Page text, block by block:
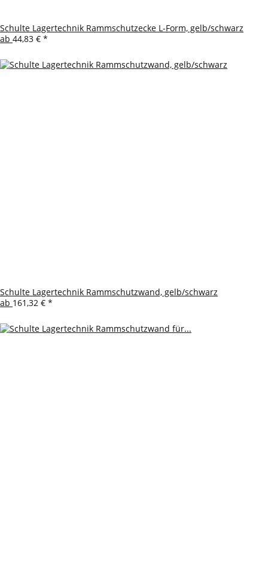
Schulte Lagertechnik Rammschutzecke L-Form, gelb/schwarz
ab 44,83 € *
Schulte Lagertechnik Rammschutzwand, gelb/schwarz
ab 161,32 € *